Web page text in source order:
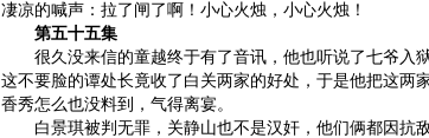
凄凉的喊声：拉了闸了啊！小心火烛，小心火烛！
第五十五集
很久没来信的童越终于有了音讯，他也听说了七爷入狱
这不要脸的谭处长竟收了白关两家的好处，于是他把这两
香秀怎么也没料到，气得离宴。
白景琪被判无罪，关静山也不是汉奸，他们俩都因抗敌